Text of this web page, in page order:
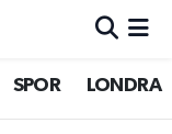
SPOR LONDRA